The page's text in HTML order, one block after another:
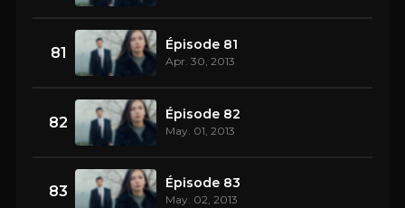
81 Épisode 81
Apr. 30, 2013
82 Épisode 82
May. 01, 2013
83 Épisode 83
May. 02, 2013